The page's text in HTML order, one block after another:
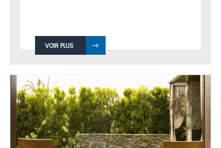
VOIR PLUS